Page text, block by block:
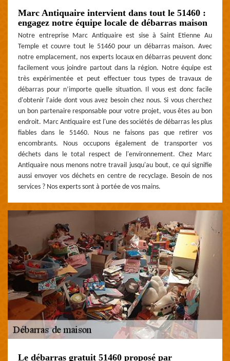
Marc Antiquaire intervient dans tout le 51460 :
engagez notre équipe locale de débarras maison
Notre entreprise Marc Antiquaire est sise à Saint Etienne Au
Temple et couvre tout le 51460 pour un débarras maison. Avec
notre emplacement, nos experts locaux en débarras peuvent donc
facilement vous joindre partout dans la région. Notre équipe est
très expérimentée et peut effectuer tous types de travaux de
débarras pour n’importe quelle situation. Il vous est donc facile
d'obtenir l'aide dont vous avez besoin chez nous. Si vous cherchez
un bon partenaire responsable pour votre projet, vous êtes au bon
endroit. Marc Antiquaire est l'une des sociétés de débarras les plus
fiables dans le 51460. Nous ne faisons pas que retirer vos
encombrants. Nous occupons également de transporter vos
déchets dans le total respect de l'environnement. Chez Marc
Antiquaire nous menons notre travail jusqu'au bout, ce qui signifie
aussi envoyer vos déchets en centre de recyclage. Besoin de nos
services ? Nos experts sont à portée de vos mains.
Le débarras gratuit 51460 proposé par